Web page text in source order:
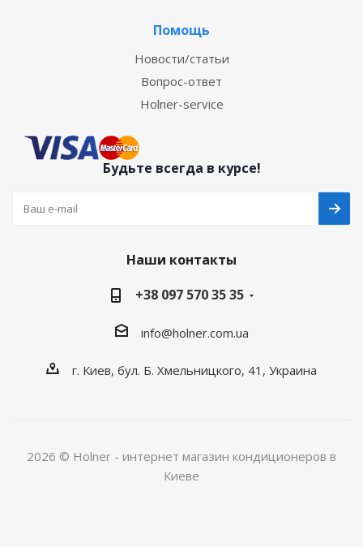
Помощь
Новости/статьи
Вопрос-ответ
Holner-service
Будьте всегда в курсе!
Наши контакты
+38 097 570 35 35
info@holner.com.ua
г. Киев, бул. Б. Хмельницкого, 41, Украина
2026 © Holner - интернет магазин кондиционеров в
Киеве